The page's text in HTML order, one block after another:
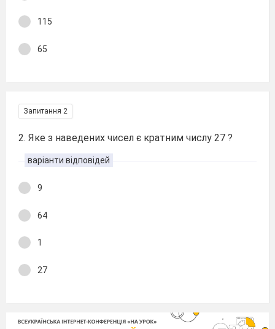
115
65
Запитання 2
2. Яке з наведених чисел є кратним числу 27 ?
варіанти відповідей
9
64
1
27